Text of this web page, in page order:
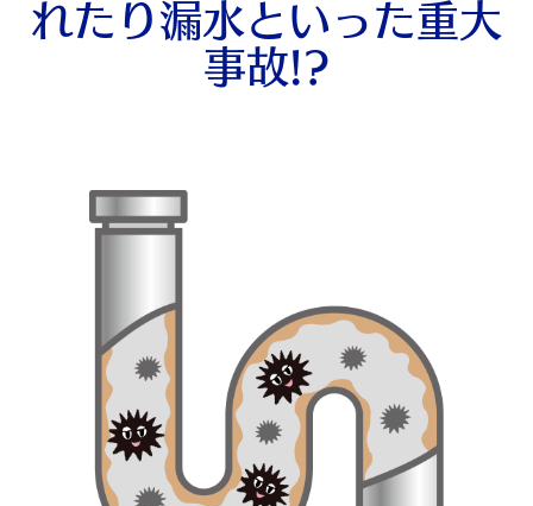
れたり漏水といった重大
事故!?